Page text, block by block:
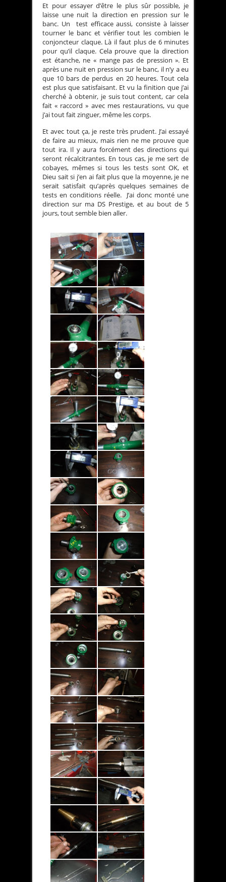
Et pour essayer d’être le plus sûr possible, je
laisse une nuit la direction en pression sur le
banc. Un test efficace aussi, consiste à laisser
tourner le banc et vérifier tout les combien le
conjoncteur claque. Là il faut plus de 6 minutes
pour qu’il claque. Cela prouve que la direction
est étanche, ne « mange pas de pression ». Et
après une nuit en pression sur le banc, il n’y a eu
que 10 bars de perdus en 20 heures. Tout cela
est plus que satisfaisant. Et vu la finition que j’ai
cherché à obtenir, je suis tout content, car cela
fait « raccord » avec mes restaurations, vu que
j’ai tout fait zinguer, même les corps.
Et avec tout ça, je reste très prudent. J’ai essayé
de faire au mieux, mais rien ne me prouve que
tout ira. Il y aura forcément des directions qui
seront récalcitrantes. En tous cas, je me sert de
cobayes, mêmes si tous les tests sont OK, et
Dieu sait si j’en ai fait plus que la moyenne, je ne
serait satisfait qu’après quelques semaines de
tests en conditions réelle. J’ai donc monté une
direction sur ma DS Prestige, et au bout de 5
jours, tout semble bien aller.